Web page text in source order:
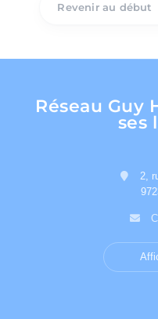
Revenir au début
Réseau Guy
ses
2,